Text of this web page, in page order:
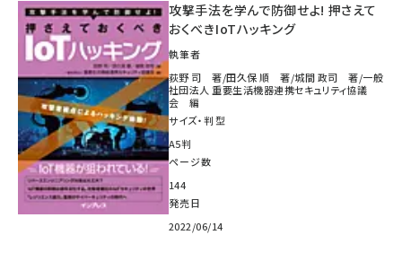
攻撃手法を学んで防御せよ! 押さえて
おくべきIoTハッキング
執筆者
荻野 司 著/田久保 順 著/城間 政司 著/一般
社団法人 重要生活機器連携セキュリティ協議
会 編
サイズ・判型
A5判
ページ数
144
発売日
2022/06/14